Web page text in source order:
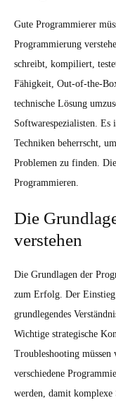
Gute Programmierer
Programmierung
schreibt, kompiliert,
Fähigkeit, Out-of-the-
technische Lösung
Softwarespezialisten. Es
Techniken beherrscht,
Problemen zu finden.
Programmieren.
Die
verstehen
Die Grundlagen der
zum Erfolg. Der
grundlegendes
Wichtige strategische
Troubleshooting müssen
verschiedene
werden, damit